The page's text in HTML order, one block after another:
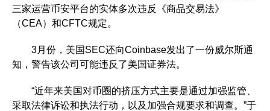
三家运营币安平台的实体多次违反《商品交易法》
（CEA）和CFTC规定。
3月份，美国SEC还向Coinbase发出了一份威尔斯通
知，警告该公司可能违反了美国证券法。
“近年来美国对币圈的挤压方式主要是通过加强监管、
采取法律诉讼和执法行动，以及加强合规要求和调查。”于